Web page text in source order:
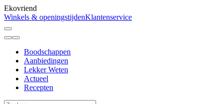
Ekovriend
Winkels & openingstijdenKlantenservice
Boodschappen
Aanbiedingen
Lekker Weten
Actueel
Recepten